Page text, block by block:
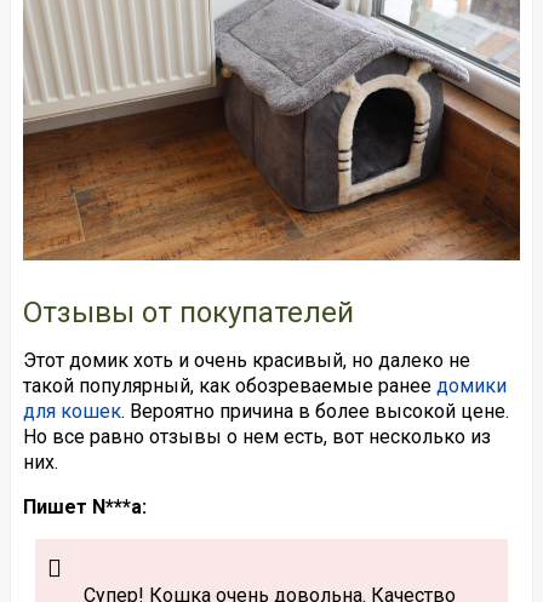
Отзывы от покупателей
Этот домик хоть и очень красивый, но далеко не
такой популярный, как обозреваемые ранее домики
для кошек. Вероятно причина в более высокой цене.
Но все равно отзывы о нем есть, вот несколько из
них.
Пишет N***a:
Супер! Кошка очень довольна. Качество